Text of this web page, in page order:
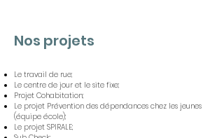
Nos projets
Le travail de rue;
Le centre de jour et le site fixe;
Projet Cohabitation;
Le projet Prévention des dépendances chez les jeunes
(équipe école);
Le projet SPIRALE;